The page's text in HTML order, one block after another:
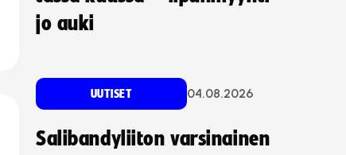
jo auki
UUTISET 04.08.2026
Salibandyliiton varsinainen